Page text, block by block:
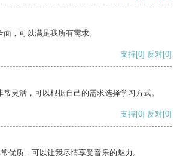
，可以满足我所有需求。
支持[0] 反对[0]
灵活，可以根据自己的需求选择学习方式。
支持[0] 反对[0]
优质，可以让我尽情享受音乐的魅力。